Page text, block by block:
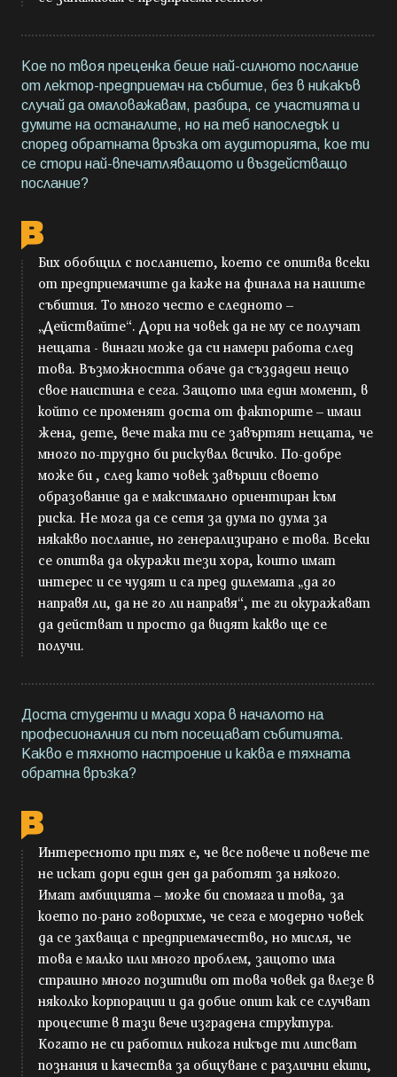
Кое по твоя преценка беше най-силното послание
от лектор-предприемач на събитие, без в никакъв
случай да омаловажавам, разбира, се участията и
думите на останалите, но на теб напоследък и
според обратната връзка от аудиторията, кое ти
се стори най-впечатляващото и въздействащо
послание?
Бих обобщил с посланието, което се опитва всеки
от предприемачите да каже на финала на нашите
събития. То много често е следното –
„Действайте“. Дори на човек да не му се получат
нещата - винаги може да си намери работа след
това. Възможността обаче да създадеш нещо
свое наистина е сега. Защото има един момент, в
който се променят доста от факторите – имаш
жена, дете, вече така ти се завъртят нещата, че
много по-трудно би рискувал всичко. По-добре
може би , след като човек завърши своето
образование да е максимално ориентиран към
риска. Не мога да се сетя за дума по дума за
някакво послание, но генерализирано е това. Всеки
се опитва да окуражи тези хора, които имат
интерес и се чудят и са пред дилемата „да го
направя ли, да не го ли направя“, те ги окуражават
да действат и просто да видят какво ще се
получи.
Доста студенти и млади хора в началото на
професионалния си път посещават събитията.
Какво е тяхното настроение и каква е тяхната
обратна връзка?
Интересното при тях е, че все повече и повече те
не искат дори един ден да работят за някого.
Имат амбицията – може би спомага и това, за
което по-рано говорихме, че сега е модерно човек
да се захваща с предприемачество, но мисля, че
това е малко или много проблем, защото има
страшно много позитиви от това човек да влезе в
няколко корпорации и да добие опит как се случват
процесите в тази вече изградена структура.
Когато не си работил никога никъде ти липсват
познания и качества за общуване с различни екипи,